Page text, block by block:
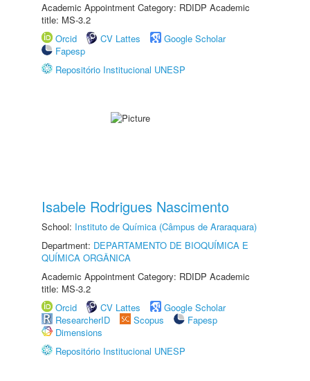
Academic Appointment Category: RDIDP Academic
title: MS-3.2
Orcid
CV Lattes
Google Scholar
Fapesp
Repositório Institucional UNESP
Isabele Rodrigues Nascimento
School: Instituto de Química (Câmpus de Araraquara)
Department: DEPARTAMENTO DE BIOQUÍMICA E
QUÍMICA ORGÂNICA
Academic Appointment Category: RDIDP Academic
title: MS-3.2
Orcid
CV Lattes
Google Scholar
ResearcherID
Scopus
Fapesp
Dimensions
Repositório Institucional UNESP